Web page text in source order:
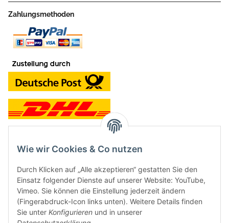
Zahlungsmethoden
Neben dem Onlineshop haben wir ein Ladengeschäft in Hütten:
Frontline Games
Färbereiweg 3A
24358 Hütten
Wie wir Cookies & Co nutzen
Durch Klicken auf „Alle akzeptieren“ gestatten Sie den
Einsatz folgender Dienste auf unserer Website: YouTube,
Vimeo. Sie können die Einstellung jederzeit ändern
(Fingerabdruck-Icon links unten). Weitere Details finden
Sie unter Konfigurieren und in unserer